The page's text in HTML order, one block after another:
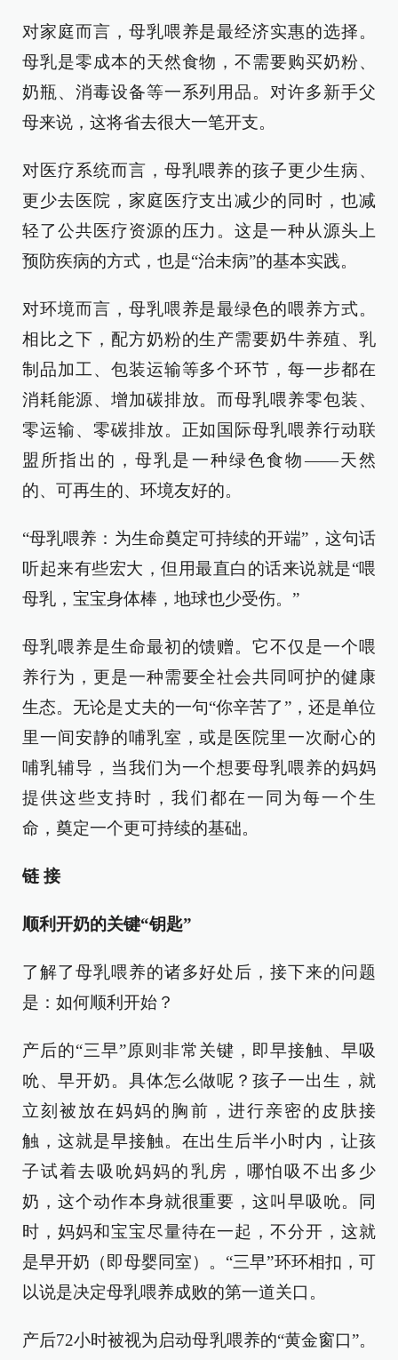
对家庭而言，母乳喂养是最经济实惠的选择。
母乳是零成本的天然食物，不需要购买奶粉、
奶瓶、消毒设备等一系列用品。对许多新手父
母来说，这将省去很大一笔开支。
对医疗系统而言，母乳喂养的孩子更少生病、
更少去医院，家庭医疗支出减少的同时，也减
轻了公共医疗资源的压力。这是一种从源头上
预防疾病的方式，也是“治未病”的基本实践。
对环境而言，母乳喂养是最绿色的喂养方式。
相比之下，配方奶粉的生产需要奶牛养殖、乳
制品加工、包装运输等多个环节，每一步都在
消耗能源、增加碳排放。而母乳喂养零包装、
零运输、零碳排放。正如国际母乳喂养行动联
盟所指出的，母乳是一种绿色食物——天然
的、可再生的、环境友好的。
“母乳喂养：为生命奠定可持续的开端”，这句话
听起来有些宏大，但用最直白的话来说就是“喂
母乳，宝宝身体棒，地球也少受伤。”
母乳喂养是生命最初的馈赠。它不仅是一个喂
养行为，更是一种需要全社会共同呵护的健康
生态。无论是丈夫的一句“你辛苦了”，还是单位
里一间安静的哺乳室，或是医院里一次耐心的
哺乳辅导，当我们为一个想要母乳喂养的妈妈
提供这些支持时，我们都在一同为每一个生
命，奠定一个更可持续的基础。
链 接
顺利开奶的关键“钥匙”
了解了母乳喂养的诸多好处后，接下来的问题
是：如何顺利开始？
产后的“三早”原则非常关键，即早接触、早吸
吮、早开奶。具体怎么做呢？孩子一出生，就
立刻被放在妈妈的胸前，进行亲密的皮肤接
触，这就是早接触。在出生后半小时内，让孩
子试着去吸吮妈妈的乳房，哪怕吸不出多少
奶，这个动作本身就很重要，这叫早吸吮。同
时，妈妈和宝宝尽量待在一起，不分开，这就
是早开奶（即母婴同室）。“三早”环环相扣，可
以说是决定母乳喂养成败的第一道关口。
产后72小时被视为启动母乳喂养的“黄金窗口”。